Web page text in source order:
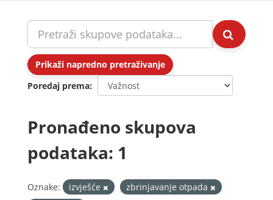
Prikaži napredno pretraživanje
Poredaj prema
Pronađeno skupova
podataka: 1
Oznake: izvješće
zbrinjavanje otpada